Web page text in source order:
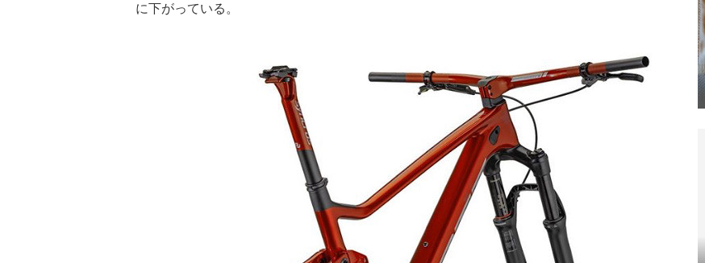
に下がっている。